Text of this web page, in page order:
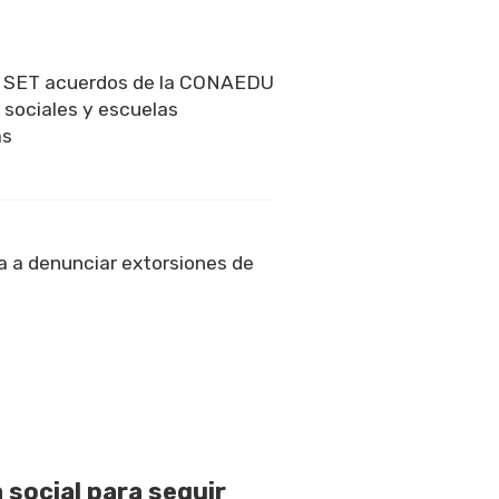
acuerdos de la CONAEDU
y escuelas
a denunciar extorsiones de
para seguir